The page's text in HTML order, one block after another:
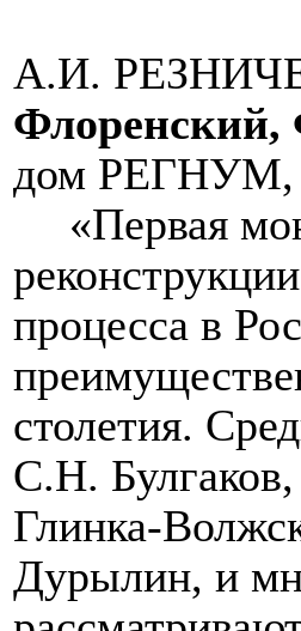
А.И.
дом РЕГНУМ,
«Первая
процесса в
столетия.
С.Н.
Глинка-
Дурылин, и